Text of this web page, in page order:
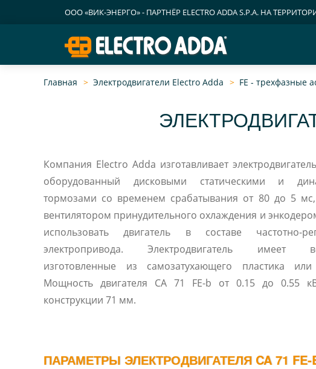
ООО «ВИК-ЭНЕРГО» - ПАРТНЁР ELECTRO ADDA S.P.A. НА
Главная Электродвигатели Electro Adda FE - трехфазные
Компания Electro Adda изготавливает
оборудованный дисковыми статическими и
тормозами со временем срабатывания от 80 до 5
вентилятором принудительного охлаждения и
использовать двигатель в составе частотно-
электропривода. Электродвигатель имеет
изготовленные из самозатухающего пластика
Мощность двигателя CA 71 FE-b от 0.15 до 0.55 кВт, размеры
конструкции 71 мм.
ПАРАМЕТРЫ ЭЛЕКТРОДВИГАТЕЛЯ CA 71 FE-